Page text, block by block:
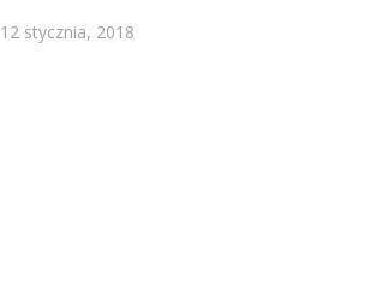
12 stycznia, 2018